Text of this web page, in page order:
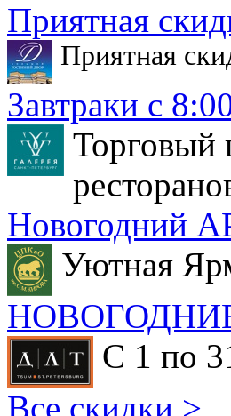
Приятная
Приятная
Завтраки с
Торговый
Новогодний
Уютная
С 1 по
Все скидки >